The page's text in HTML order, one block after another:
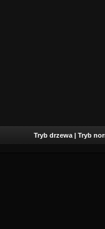
Tryb drzewa | Tryb